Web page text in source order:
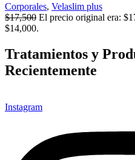
Corporales, Velaslim plus
$17,500 El precio original era:
$14,000.
Tratamientos y
Recientemente
Instagram